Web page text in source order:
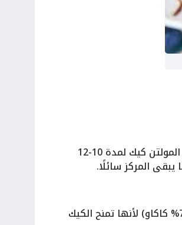
يعتبر الوقت هو العامل الأكثر أهمية للحصول على المركز السائل. قم بخبز المولتن كيك لمدة 10-12
المركز سائلًا.
للحصول على طعم غني، استخدم شوكولاتة داكنة عالية الجودة (حوالي 70% كاكاو) لأنها تمنح الكيك